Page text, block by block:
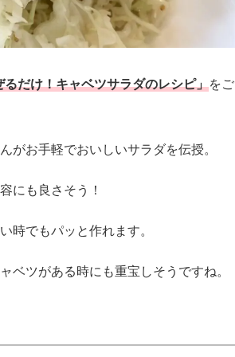
るだけ！キャベツサラダのレシピ」をご
がお手軽でおいしいサラダを伝授。
にも良さそう！
時でもパッと作れます。
ベツがある時にも重宝しそうですね。